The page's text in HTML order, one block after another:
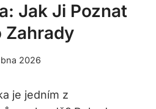
Jak Ji Poznat
Zahrady
2026
je jedním z